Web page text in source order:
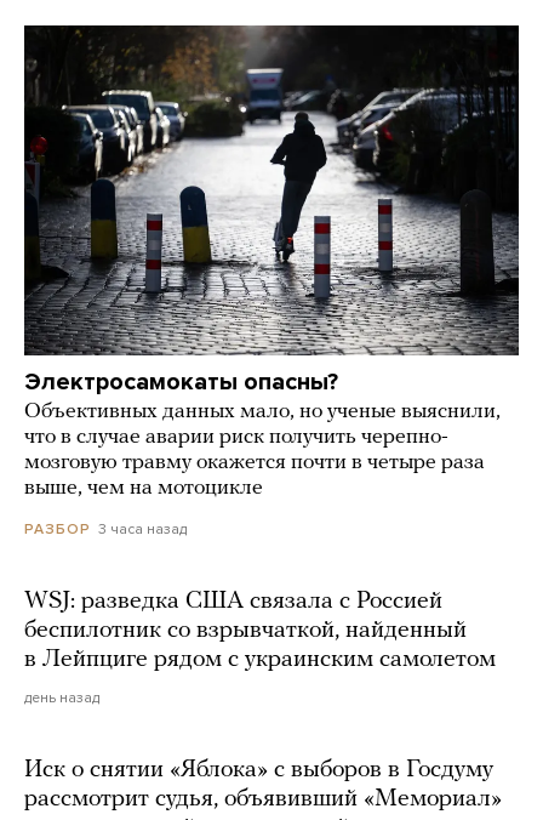
Электросамокаты опасны?
Объективных данных мало, но ученые выяснили,
что в случае аварии риск получить черепно-
мозговую травму окажется почти в четыре раза
выше, чем на мотоцикле
РАЗБОР 3 часа назад
WSJ: разведка США связала с Россией
беспилотник со взрывчаткой, найденный
в Лейпциге рядом с украинским самолетом
день назад
Иск о снятии «Яблока» с выборов в Госдуму
рассмотрит судья, объявивший «Мемориал»